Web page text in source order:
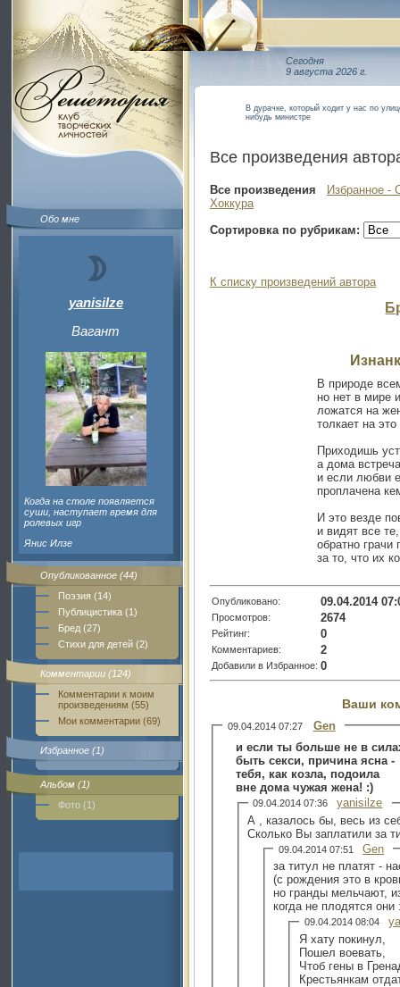
Обо мне
yanisilze
Вагант
Когда на столе появляется
суши, наступает время для
ролевых игр
Янис Илзе
Опубликованное (44)
Поэзия (14)
Публицистика (1)
Бред (27)
Стихи для детей (2)
Комментарии (124)
Комментарии к моим
произведениям (55)
Мои комментарии (69)
Избранное (1)
Альбом (1)
Фото (1)
Сегодня
9 августа 2026 г.
В дурачке, который ходит у нас по
нибудь министре
Все произведения
Все произведения
Избранное -
Хоккура
Сортировка по рубрикам:
К списку произведений автора
В природе
но нет в мире
ложатся на
толкает на
Приходишь
а дома
и если любви
проплачена
И это везде
и видят все
oбратно грачи
за то, что их
Опубликовано: 09.04.2014
Просмотров: 2674
Рейтинг: 0
Комментариев: 2
Добавили в Избранное: 0
Ваши
09.04.2014 07:27
Gen
и если ты больше не в
быть секси, причина ясна -
тебя, как козла, подоила
вне дома чужая жена! :)
09.04.2014 07:36
yanisilze
А , казалось бы, весь из
Сколько Вы заплатили за
09.04.2014 07:51
Gen
за титул не платят -
(с рождения это в
но гранды мельчают,
когда не плодятся они
09.04.2014 08:04
Я хату покинул,
Пошел воевать,
Чтоб гены в
Крестьянкам